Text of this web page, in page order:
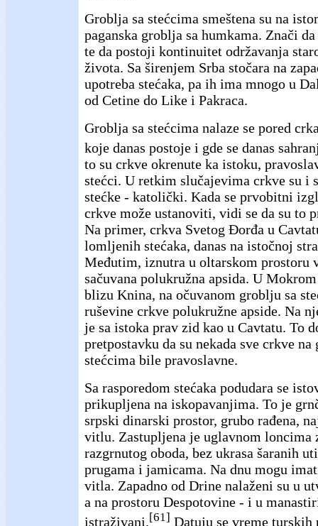
Groblja sa stećcima smeštena su na
paganska groblja sa humkama. Znači
te da postoji kontinuitet održavanja
života. Sa širenjem Srba stočara na
upotreba stećaka, pa ih ima mnogo u
od Cetine do Like i Pakraca.
Groblja sa stećcima nalaze se pored
koje danas postoje i gde se danas
to su crkve okrenute ka istoku,
stećci. U retkim slučajevima crkve su i
stećke - katolički. Kada se prvobitni
crkve može ustanoviti, vidi se da su to
Na primer, crkva Svetog Đorđa u
lomljenih stećaka, danas na istočnoj
Međutim, iznutra u oltarskom prostoru
sačuvana polukružna apsida. U
blizu Knina, na očuvanom groblju sa
ruševine crkve polukružne apside. Na
je sa istoka prav zid kao u Cavtatu. To
pretpostavku da su nekada sve crkve
stećcima bile pravoslavne.
Sa rasporedom stećaka podudara se
prikupljena na iskopavanjima. To je
srpski dinarski prostor, grubo rađena,
vitlu. Zastupljena je uglavnom loncima
razgrnutog oboda, bez ukrasa šaranih
prugama i jamicama. Na dnu mogu
vitla. Zapadno od Drine nalaženi su u
a na prostoru Despotovine - i u
istraživani.[61] Datuju se vreme